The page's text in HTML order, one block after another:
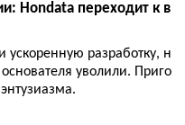
Hondata переходит к в
разработку, н
уволили. Приго